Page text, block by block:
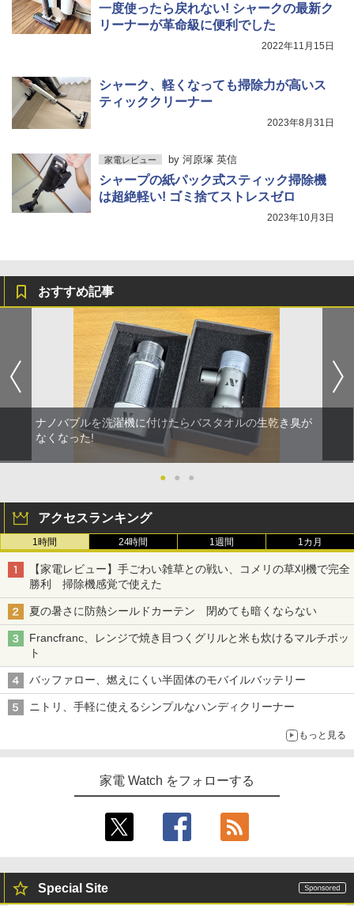
一度使ったら戻れない! シャークの最新ク
リーナーが革命級に便利でした
2022年11月15日
シャーク、軽くなっても掃除力が高いス
ティッククリーナー
2023年8月31日
家電レビュー by 河原塚 英信
シャープの紙パック式スティック掃除機
は超絶軽い! ゴミ捨てストレスゼロ
2023年10月3日
おすすめ記事
ナノバブルを洗濯機に付けたらバスタオルの生乾き臭が
なくなった!
● ● ●
アクセスランキング
1時間 24時間 1週間 1カ月
【家電レビュー】手ごわい雑草との戦い、コメリの草刈機で完全
勝利 掃除機感覚で使えた
夏の暑さに防熱シールドカーテン 閉めても暗くならない
Francfranc、レンジで焼き目つくグリルと米も炊けるマルチポッ
ト
バッファロー、燃えにくい半固体のモバイルバッテリー
ニトリ、手軽に使えるシンプルなハンディクリーナー
もっと見る
家電 Watch をフォローする
Special Site